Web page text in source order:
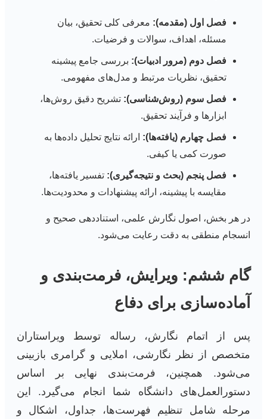
فصل اول (مقدمه): معرفی کلی تحقیق، بیان
مسئله، اهداف، سوالات و فرضیات.
فصل دوم (مرور ادبیات): بررسی جامع پیشینه
تحقیق، نظریات مرتبط و مدل‌های مفهومی.
فصل سوم (روش‌شناسی): تشریح دقیق روش‌ها،
ابزارها و فرآیند تحقیق.
فصل چهارم (یافته‌ها): ارائه نتایج تحلیل داده‌ها به
صورت کمی یا کیفی.
فصل پنجم (بحث و نتیجه‌گیری): تفسیر یافته‌ها،
مقایسه با پیشینه، ارائه پیشنهادات و محدودیت‌ها.
در هر بخش، اصول نگارش علمی، استناددهی صحیح و
انسجام منطقی به دقت رعایت می‌شود.
گام ششم: ویرایش، فرمت‌بندی و
آماده‌سازی برای دفاع
پس از اتمام نگارش، رساله توسط ویراستاران
متخصص از نظر نگارشی، املایی و گرامری بازبینی
می‌شود. همچنین، فرمت‌بندی نهایی بر اساس
دستورالعمل‌های دانشگاه شما انجام می‌گیرد. این
مرحله شامل تنظیم فهرست‌ها، جداول، اشکال و